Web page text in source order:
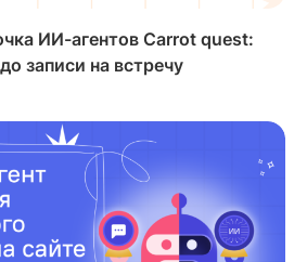
ИИ-агентов Carrot quest:
записи на встречу